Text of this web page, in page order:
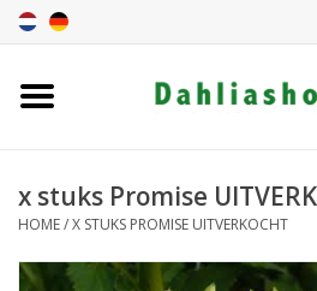
Dahlia assortiment
x stuks Promise
HOME/X STUKS PROMISE UITVERKOCHT